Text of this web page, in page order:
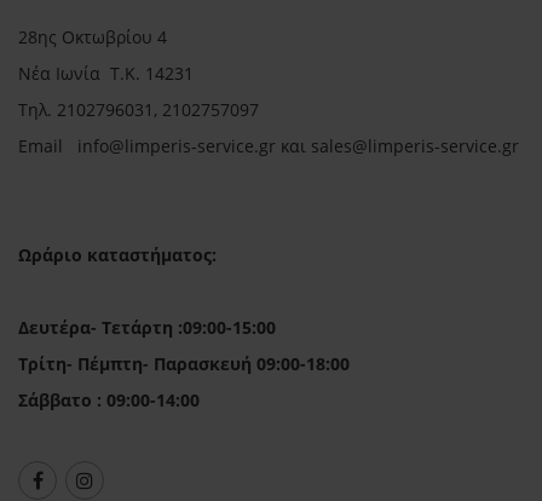
28ης Οκτωβρίου 4
Νέα Ιωνία Τ.Κ. 14231
Τηλ. 2102796031, 2102757097
Email info@limperis-service.gr και sales@limperis-service.gr
Ωράριο καταστήματος:
Δευτέρα- Τετάρτη :09:00-15:00
Τρίτη- Πέμπτη- Παρασκευή 09:00-18:00
Σάββατο : 09:00-14:00